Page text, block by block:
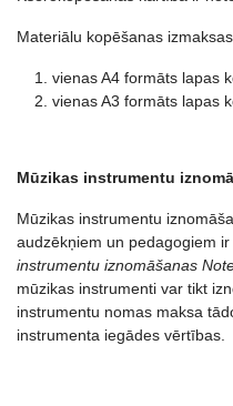
Materiālu kopēšanas
vienas A4 formāts lapas
vienas A3 formāts lapas
Mūzikas instrumentu
Mūzikas instrumentu
audzēkņiem un pedagogiem
instrumentu iznomāšanas
mūzikas instrumenti var tikt
instrumentu nomas maksa
instrumenta iegādes vērtības.